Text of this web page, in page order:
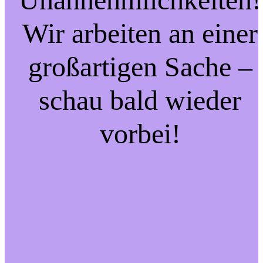
Wir arbeiten an einer
großartigen Sache –
schau bald wieder
vorbei!